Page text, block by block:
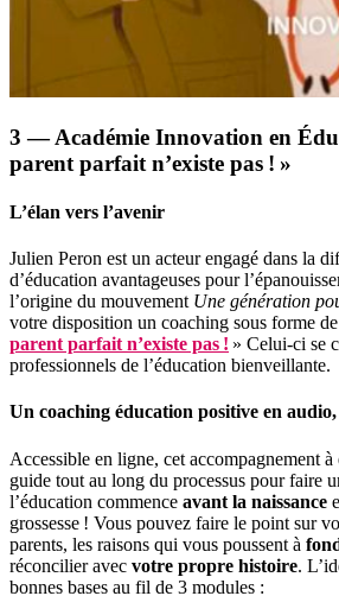
3 — Académie Innovation en
parent parfait n’existe pas ! »
L’élan vers l’avenir
Julien Peron est un acteur engagé dans la
d’éducation avantageuses pour
l’origine du mouvement Une génération
votre disposition un coaching sous forme
parent parfait n’existe pas ! » Celui-ci se
professionnels de l’éducation bienveillante.
Un coaching éducation positive en
Accessible en ligne, cet accompagnement
guide tout au long du processus pour faire
l’éducation commence avant la naissance
grossesse ! Vous pouvez faire le point sur
parents, les raisons qui vous poussent à
réconcilier avec votre propre histoire.
bonnes bases au fil de 3 modules :